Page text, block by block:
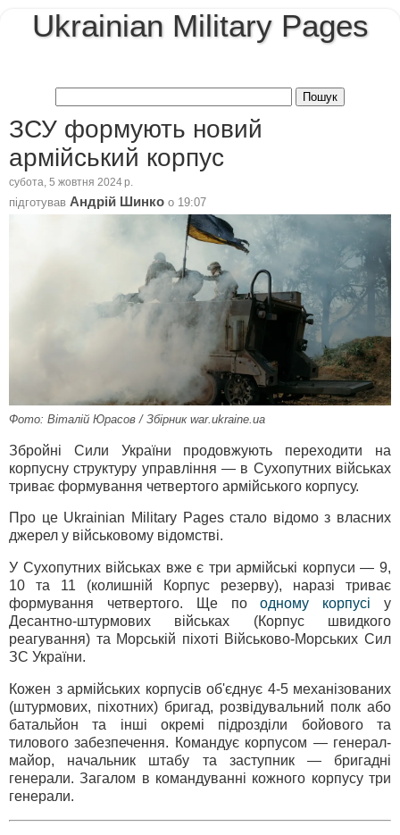
Ukrainian Military Pages
ЗСУ формують новий
армійський корпус
субота, 5 жовтня 2024 р.
підготував Андрій Шинко о 19:07
Фото: Віталій Юрасов / Збірник war.ukraine.ua
Збройні Сили України продовжують переходити на
корпусну структуру управління — в Сухопутних військах
триває формування четвертого армійського корпусу.
Про це Ukrainian Military Pages стало відомо з власних
джерел у військовому відомстві.
У Сухопутних військах вже є три армійські корпуси — 9,
10 та 11 (колишній Корпус резерву), наразі триває
формування четвертого. Ще поодному корпусі у
Десантно-штурмових військах (Корпус швидкого
реагування) та Морській піхоті Військово-Морських Сил
ЗС України.
Кожен з армійських корпусів об'єднує 4-5 механізованих
(штурмових, піхотних) бригад, розвідувальний полк або
батальйон та інші окремі підрозділи бойового та
тилового забезпечення. Командує корпусом — генерал-
майор, начальник штабу та заступник — бригадні
генерали. Загалом в командуванні кожного корпусу три
генерали.